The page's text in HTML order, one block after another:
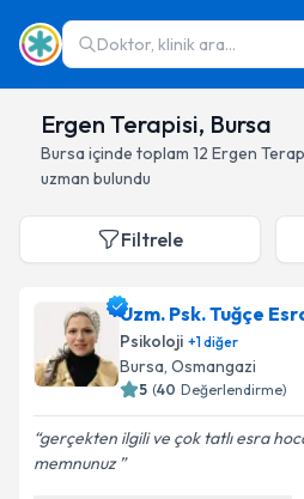
Doktor, klinik ara...
Ergen Terapisi, Bursa
Bursa içinde toplam 12 Ergen
uzman bulundu
Filtrele
Uzm. Psk. Tuğçe
Psikoloji +1diğer
Bursa, Osmangazi
5 (40 Değerlendirme)
gerçekten ilgili ve çok tatlı esra
memnunuz